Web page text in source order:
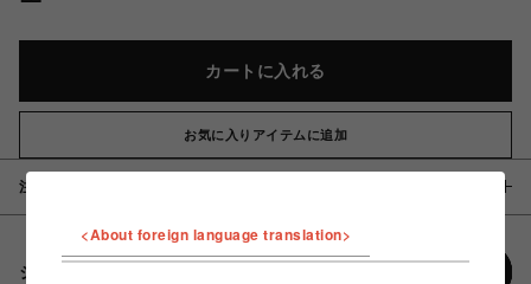
カートに入れる
お気に入りアイテムに追加
注意事項
シェアする
<About foreign language translation>